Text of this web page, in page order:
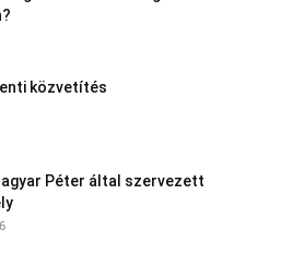
közvetítés
Péter által szervezett